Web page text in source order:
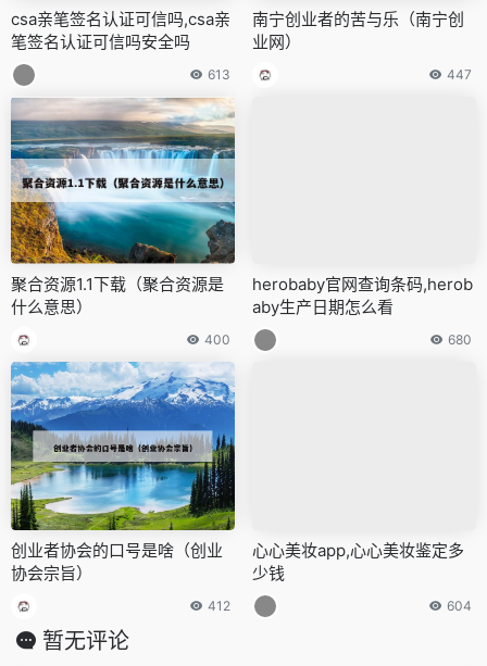
csa亲笔签名认证可信吗,csa亲
笔签名认证可信吗安全吗
613
南宁创业者的苦与乐（南宁创
业网）
447
聚合资源1.1下载（聚合资源是
什么意思）
400
herobaby官网查询条码,herob
aby生产日期怎么看
680
创业者协会的口号是啥（创业
协会宗旨）
412
心心美妆app,心心美妆鉴定多
少钱
604
暂无评论